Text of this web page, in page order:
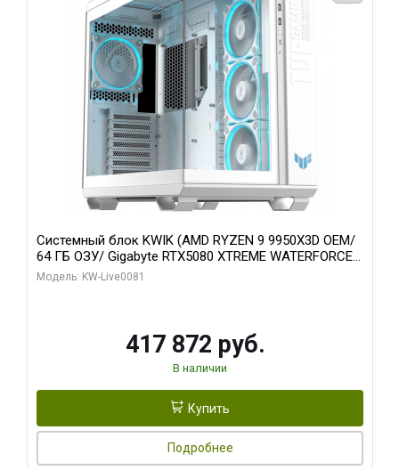
Системный блок KWIK (AMD RYZEN 9 9950X3D OEM/
64 ГБ ОЗУ/ Gigabyte RTX5080 XTREME WATERFORCE
16GB GDDR7 256bit/ 1 ТБ SSD)
Модель: KW-Live0081
417 872 руб.
В наличии
Купить
Подробнее